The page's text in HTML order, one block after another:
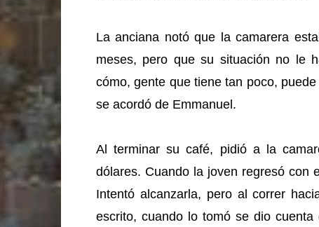
La anciana notó que la camarera
meses, pero que su situación no le
cómo, gente que tiene tan poco,
se acordó de Emmanuel.
Al terminar su café, pidió a la
dólares. Cuando la joven regresó con
Intentó alcanzarla, pero al correr
escrito, cuando lo tomó se dio